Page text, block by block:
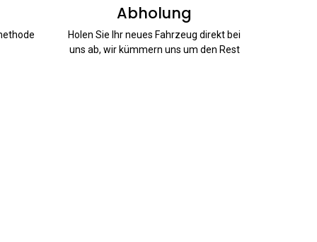
Abholung
Holen Sie Ihr neues Fahrzeug direkt bei
uns ab, wir kümmern uns um den Rest